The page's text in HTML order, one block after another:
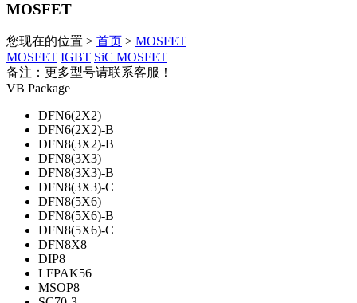
MOSFET
您现在的位置 > 首页 > MOSFET
MOSFET IGBT SiC MOSFET
备注：更多型号请联系客服！
VB Package
DFN6(2X2)
DFN6(2X2)-B
DFN8(3X2)-B
DFN8(3X3)
DFN8(3X3)-B
DFN8(3X3)-C
DFN8(5X6)
DFN8(5X6)-B
DFN8(5X6)-C
DFN8X8
DIP8
LFPAK56
MSOP8